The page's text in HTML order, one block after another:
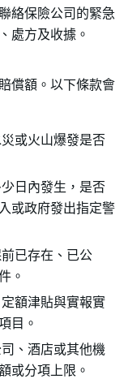
絡保險公司的緊急
處方及收據。
償額。以下條款會
或火山爆發是否
日內發生，是否
或政府發出指定警
已存在、已公
。
額津貼與實報實
目。
、酒店或其他機
或分項上限。